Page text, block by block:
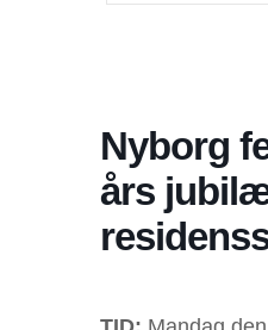
Nyborg
års